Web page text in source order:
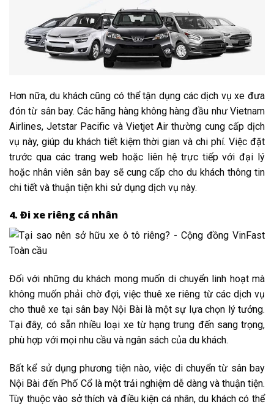
Hơn nữa, du khách cũng có thể tận dụng các dịch vụ xe đưa
đón từ sân bay. Các hãng hàng không hàng đầu như Vietnam
Airlines, Jetstar Pacific và Vietjet Air thường cung cấp dịch
vụ này, giúp du khách tiết kiệm thời gian và chi phí. Việc đặt
trước qua các trang web hoặc liên hệ trực tiếp với đại lý
hoặc nhân viên sân bay sẽ cung cấp cho du khách thông tin
chi tiết và thuận tiện khi sử dụng dịch vụ này.
4. Đi xe riêng cá nhân
Đối với những du khách mong muốn di chuyển linh hoạt mà
không muốn phải chờ đợi, việc thuê xe riêng từ các dịch vụ
cho thuê xe tại sân bay Nội Bài là một sự lựa chọn lý tưởng.
Tại đây, có sẵn nhiều loại xe từ hạng trung đến sang trọng,
phù hợp với mọi nhu cầu và ngân sách của du khách.
Bất kể sử dụng phương tiện nào, việc di chuyển từ sân bay
Nội Bài đến Phố Cổ là một trải nghiệm dễ dàng và thuận tiện.
Tùy thuộc vào sở thích và điều kiện cá nhân, du khách có thể